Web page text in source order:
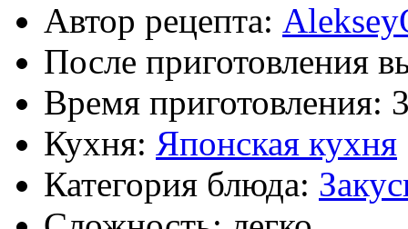
Автор рецепта:
После приготовления
Время приготовления:
Кухня: Японская кухня
Категория блюда: